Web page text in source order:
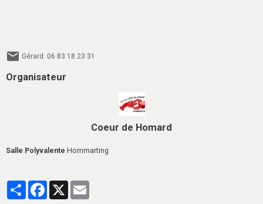
Gérard: 06 83 18 23 31
Organisateur
Coeur de Homard
Salle Polyvalente Hommarting
PartagerFacebook
X